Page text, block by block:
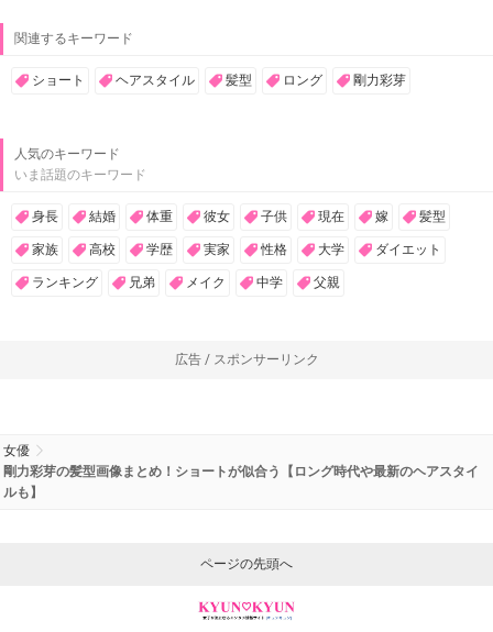
関連するキーワード
ショート ヘアスタイル 髪型 ロング 剛力彩芽
人気のキーワード
いま話題のキーワード
身長 結婚 体重 彼女 子供 現在 嫁 髪型
家族 高校 学歴 実家 性格 大学 ダイエット
ランキング 兄弟 メイク 中学 父親
広告 / スポンサーリンク